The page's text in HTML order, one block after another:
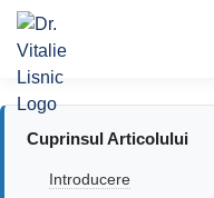
Cuprinsul Articolului
Introducere